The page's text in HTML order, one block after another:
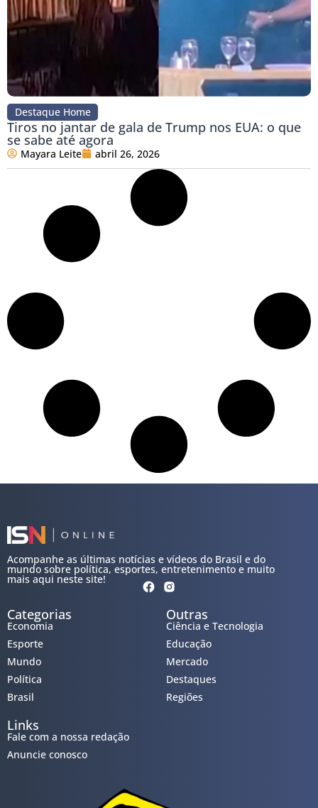
Destaque Home
Tiros no jantar de gala de Trump nos EUA: o que
se sabe até agora
Mayara Leite abril 26, 2026
Acompanhe as últimas notícias e vídeos do Brasil e do
mundo sobre política, esportes, entretenimento e muito
mais aqui neste site!
Categorias
Economia
Esporte
Mundo
Política
Brasil
Outras
Ciência e Tecnologia
Educação
Mercado
Destaques
Regiões
Links
Fale com a nossa redação
Anuncie conosco